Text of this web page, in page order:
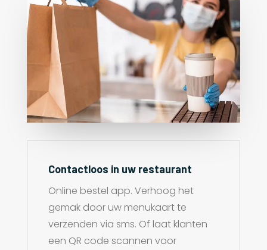
Contactloos in uw restaurant
Online bestel app. Verhoog het
gemak door uw menukaart te
verzenden via sms. Of laat klanten
een QR code scannen voor